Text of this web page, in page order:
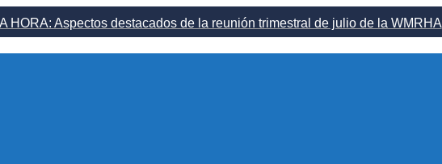
HORA: Aspectos destacados de la reunión trimestral de julio de la WMRHA